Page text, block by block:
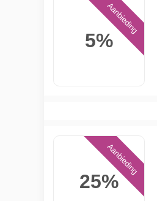
5%
Aanbieding
25%
Aanbieding